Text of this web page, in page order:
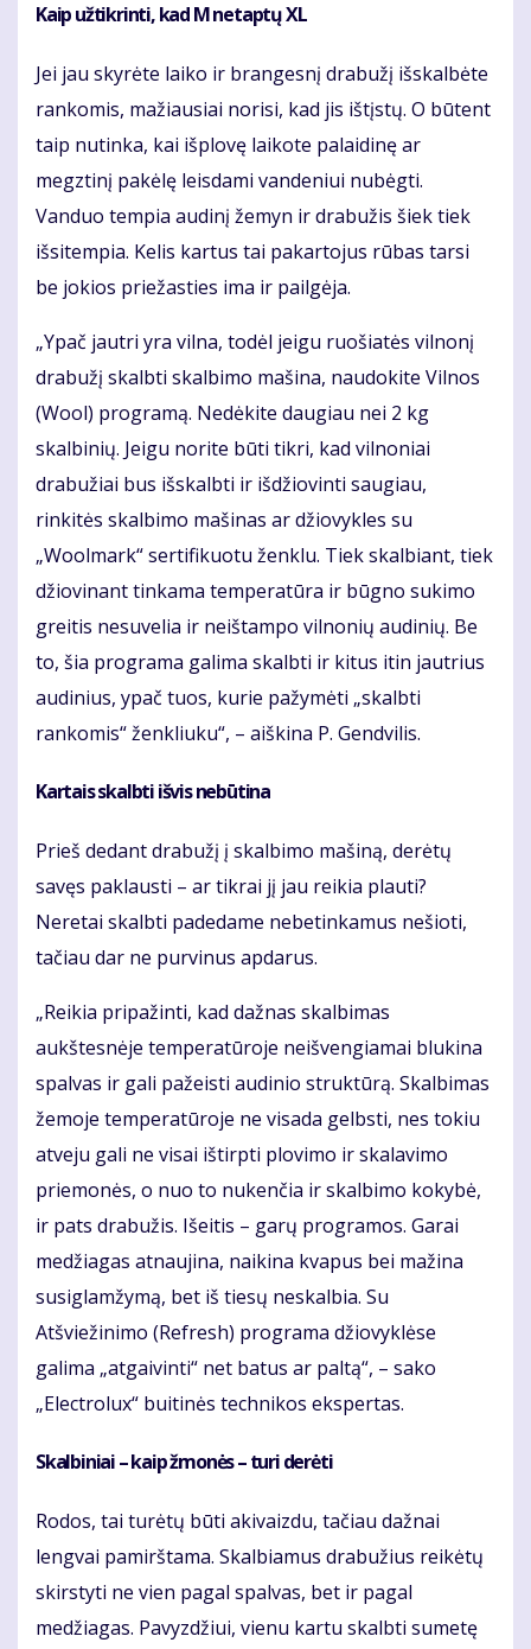
Kaip užtikrinti, kad M netaptų XL
Jei jau skyrėte laiko ir brangesnį drabužį išskalbėte
rankomis, mažiausiai norisi, kad jis ištįstų. O būtent
taip nutinka, kai išplovę laikote palaidinę ar
megztinį pakėlę leisdami vandeniui nubėgti.
Vanduo tempia audinį žemyn ir drabužis šiek tiek
išsitempia. Kelis kartus tai pakartojus rūbas tarsi
be jokios priežasties ima ir pailgėja.
„Ypač jautri yra vilna, todėl jeigu ruošiatės vilnonį
drabužį skalbti skalbimo mašina, naudokite Vilnos
(Wool) programą. Nedėkite daugiau nei 2 kg
skalbinių. Jeigu norite būti tikri, kad vilnoniai
drabužiai bus išskalbti ir išdžiovinti saugiau,
rinkitės skalbimo mašinas ar džiovykles su
„Woolmark“ sertifikuotu ženklu. Tiek skalbiant, tiek
džiovinant tinkama temperatūra ir būgno sukimo
greitis nesuvelia ir neištampo vilnonių audinių. Be
to, šia programa galima skalbti ir kitus itin jautrius
audinius, ypač tuos, kurie pažymėti „skalbti
rankomis“ ženkliuku“, – aiškina P. Gendvilis.
Kartais skalbti išvis nebūtina
Prieš dedant drabužį į skalbimo mašiną, derėtų
savęs paklausti – ar tikrai jį jau reikia plauti?
Neretai skalbti padedame nebetinkamus nešioti,
tačiau dar ne purvinus apdarus.
„Reikia pripažinti, kad dažnas skalbimas
aukštesnėje temperatūroje neišvengiamai blukina
spalvas ir gali pažeisti audinio struktūrą. Skalbimas
žemoje temperatūroje ne visada gelbsti, nes tokiu
atveju gali ne visai ištirpti plovimo ir skalavimo
priemonės, o nuo to nukenčia ir skalbimo kokybė,
ir pats drabužis. Išeitis – garų programos. Garai
medžiagas atnaujina, naikina kvapus bei mažina
susiglamžymą, bet iš tiesų neskalbia. Su
Atšviežinimo (Refresh) programa džiovyklėse
galima „atgaivinti“ net batus ar paltą“, – sako
„Electrolux“ buitinės technikos ekspertas.
Skalbiniai – kaip žmonės – turi derėti
Rodos, tai turėtų būti akivaizdu, tačiau dažnai
lengvai pamirštama. Skalbiamus drabužius reikėtų
skirstyti ne vien pagal spalvas, bet ir pagal
medžiagas. Pavyzdžiui, vienu kartu skalbti sumetę